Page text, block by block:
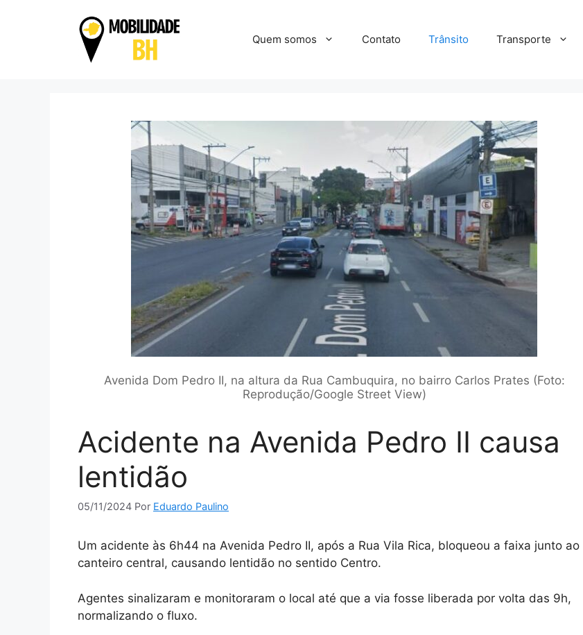
Quem somos Contato Trânsito Transporte
Avenida Dom Pedro II, na altura da Rua Cambuquira, no bairro Carlos Prates (Foto:
Reprodução/Google Street View)
Acidente na Avenida Pedro II causa
lentidão
05/11/2024 Por Eduardo Paulino
Um acidente às 6h44 na Avenida Pedro II, após a Rua Vila Rica, bloqueou a faixa junto ao
canteiro central, causando lentidão no sentido Centro.
Agentes sinalizaram e monitoraram o local até que a via fosse liberada por volta das 9h,
normalizando o fluxo.